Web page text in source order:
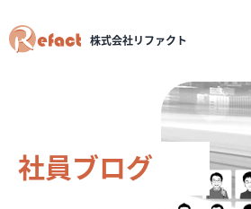
株式会社リファクト
社員ブログ